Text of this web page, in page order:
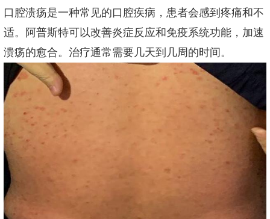
口腔溃疡是一种常见的口腔疾病，患者会感到疼痛和不
适。阿普斯特可以改善炎症反应和免疫系统功能，加速
溃疡的愈合。治疗通常需要几天到几周的时间。